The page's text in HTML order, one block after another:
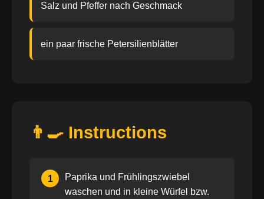
Salz und Pfeffer nach Geschmack
ein paar frische Petersilienblätter
👨‍🍳 Instructions
1
Paprika und Frühlingszwiebel
waschen und in kleine Würfel bzw.